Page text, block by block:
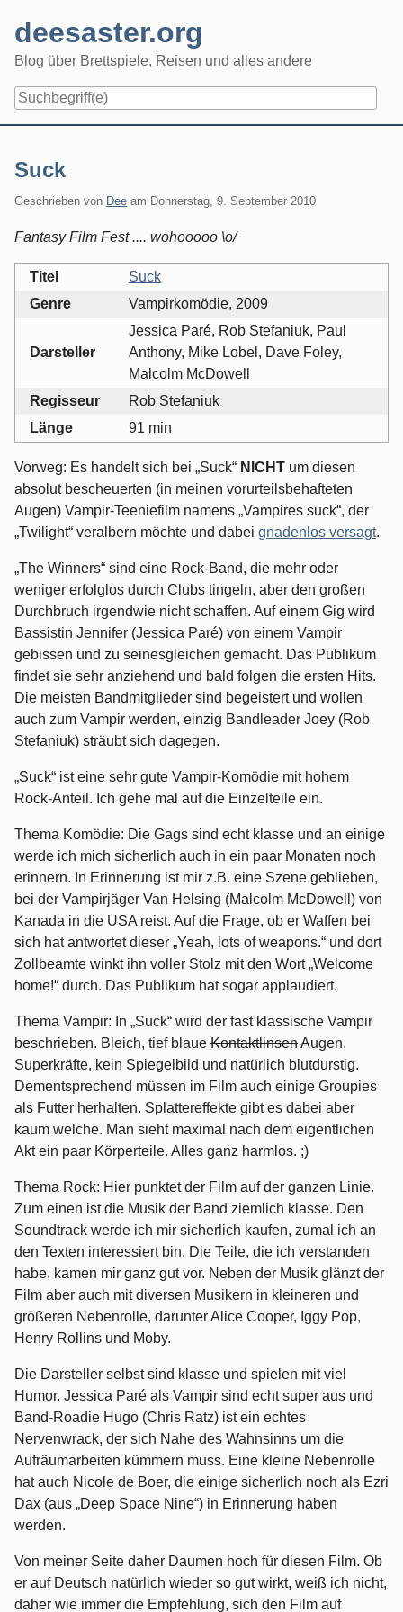
content
deesaster.org
Blog über Brettspiele, Reisen und alles andere
Suck
Geschrieben von Dee am Donnerstag, 9. September 2010
Fantasy Film Fest .... wohooooo \o/
Titel
Suck
Genre
Vampirkomödie, 2009
Darsteller
Jessica Paré, Rob Stefaniuk, Paul
Anthony, Mike Lobel, Dave Foley,
Malcolm McDowell
Regisseur
Rob Stefaniuk
Länge
91 min
Vorweg: Es handelt sich bei „Suck“ NICHT um diesen
absolut bescheuerten (in meinen vorurteilsbehafteten
Augen) Vampir-Teeniefilm namens „Vampires suck“, der
„Twilight“ veralbern möchte und dabei gnadenlos versagt.
„The Winners“ sind eine Rock-Band, die mehr oder
weniger erfolglos durch Clubs tingeln, aber den großen
Durchbruch irgendwie nicht schaffen. Auf einem Gig wird
Bassistin Jennifer (Jessica Paré) von einem Vampir
gebissen und zu seinesgleichen gemacht. Das Publikum
findet sie sehr anziehend und bald folgen die ersten Hits.
Die meisten Bandmitglieder sind begeistert und wollen
auch zum Vampir werden, einzig Bandleader Joey (Rob
Stefaniuk) sträubt sich dagegen.
„Suck“ ist eine sehr gute Vampir-Komödie mit hohem
Rock-Anteil. Ich gehe mal auf die Einzelteile ein.
Thema Komödie: Die Gags sind echt klasse und an einige
werde ich mich sicherlich auch in ein paar Monaten noch
erinnern. In Erinnerung ist mir z.B. eine Szene geblieben,
bei der Vampirjäger Van Helsing (Malcolm McDowell) von
Kanada in die USA reist. Auf die Frage, ob er Waffen bei
sich hat antwortet dieser „Yeah, lots of weapons.“ und dort
Zollbeamte winkt ihn voller Stolz mit den Wort „Welcome
home!“ durch. Das Publikum hat sogar applaudiert.
Thema Vampir: In „Suck“ wird der fast klassische Vampir
beschrieben. Bleich, tief blaue KontaktlinsenAugen,
Superkräfte, kein Spiegelbild und natürlich blutdurstig.
Dementsprechend müssen im Film auch einige Groupies
als Futter herhalten. Splattereffekte gibt es dabei aber
kaum welche. Man sieht maximal nach dem eigentlichen
Akt ein paar Körperteile. Alles ganz harmlos. ;)
Thema Rock: Hier punktet der Film auf der ganzen Linie.
Zum einen ist die Musik der Band ziemlich klasse. Den
Soundtrack werde ich mir sicherlich kaufen, zumal ich an
den Texten interessiert bin. Die Teile, die ich verstanden
habe, kamen mir ganz gut vor. Neben der Musik glänzt der
Film aber auch mit diversen Musikern in kleineren und
größeren Nebenrolle, darunter Alice Cooper, Iggy Pop,
Henry Rollins und Moby.
Die Darsteller selbst sind klasse und spielen mit viel
Humor. Jessica Paré als Vampir sind echt super aus und
Band-Roadie Hugo (Chris Ratz) ist ein echtes
Nervenwrack, der sich Nahe des Wahnsinns um die
Aufräumarbeiten kümmern muss. Eine kleine Nebenrolle
hat auch Nicole de Boer, die einige sicherlich noch als Ezri
Dax (aus „Deep Space Nine“) in Erinnerung haben
werden.
Von meiner Seite daher Daumen hoch für diesen Film. Ob
er auf Deutsch natürlich wieder so gut wirkt, weiß ich nicht,
daher wie immer die Empfehlung, sich den Film auf